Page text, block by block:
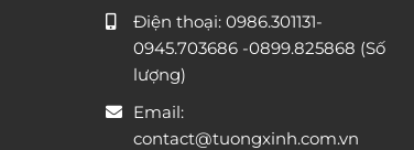
Điện thoại: 0986.301131-
0945.703686 -0899.825868 (Số
lượng)
Email:
contact@tuongxinh.com.vn